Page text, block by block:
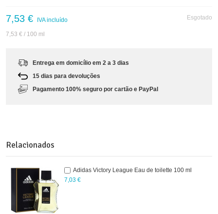
Esgotado
7,53 € IVA incluído
7,53 € / 100 ml
Entrega em domicílio em 2 a 3 dias
15 dias para devoluções
Pagamento 100% seguro por cartão e PayPal
Relacionados
Adidas Victory League Eau de toilette 100 ml
7,03 €